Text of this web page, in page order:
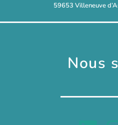
59653 Villeneuve
Nous